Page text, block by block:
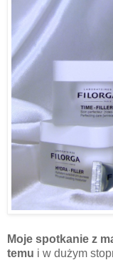
Moje spotkanie z
temu i w dużym